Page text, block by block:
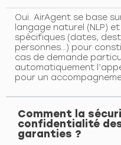
Oui. AirAgent se base
langage naturel (NLP)
spécifiques (dates,
personnes…) pour
cas de demande
automatiquement
pour un
Comment la
confidentialité
garanties ?